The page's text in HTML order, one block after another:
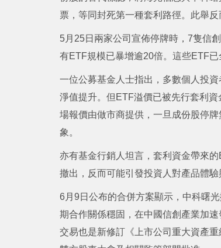
票，等同封死第一種套利路徑。此舉
5月25日兩家公司宣佈停牌時，7隻信
有ETF規模已暴增逾20倍。這些ETF
一位公募基金人士指出，多數個人投
淨值提升。但ETF溢價已被先行套利
場報價由做市商提供，一旦成份股停
象。
亦有基金行銷人坦言，套利資金帶來
撤出，反而可能引發投資人對產品體驗
6月9日公布的合併方案顯示，中科曙
期合作關係穩固，在中國信創產業加
交易也是新修訂《上市公司重大資產